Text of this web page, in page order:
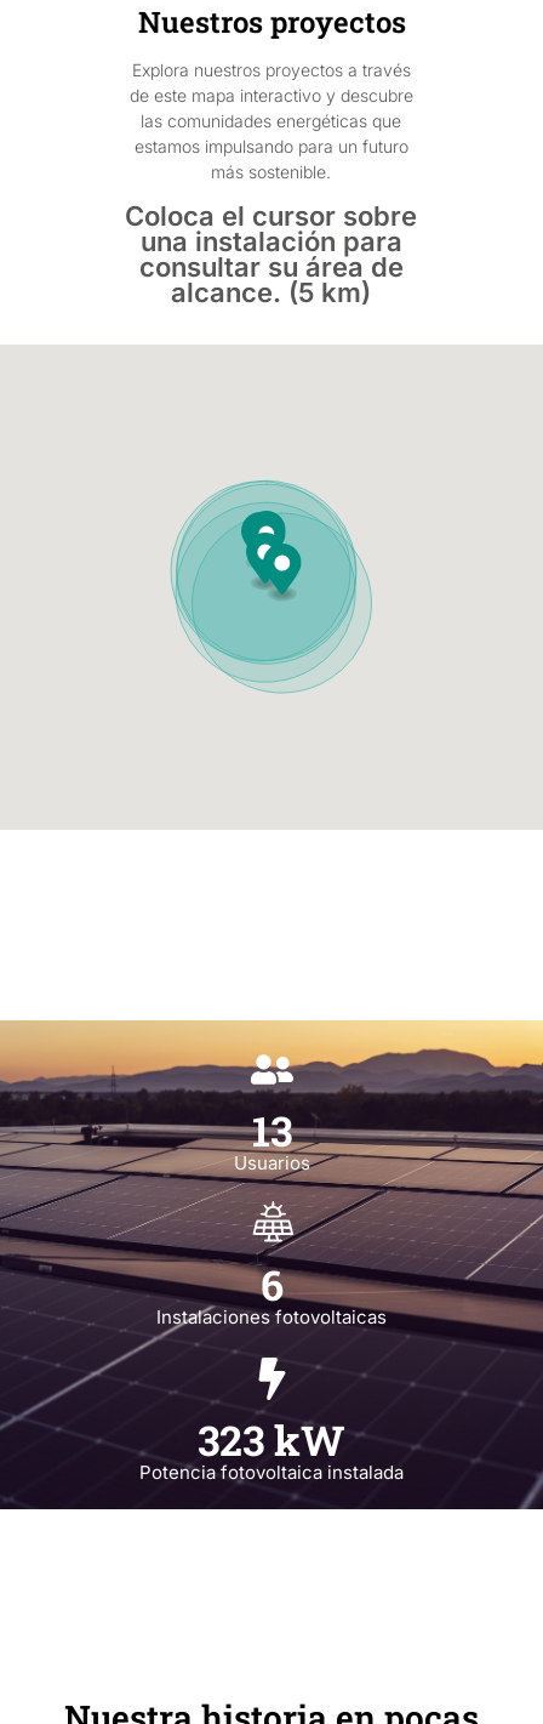
Nuestros proyectos
Explora nuestros proyectos a través
de este mapa interactivo y descubre
las comunidades energéticas que
estamos impulsando para un futuro
más sostenible.
Coloca el cursor sobre
una instalación para
consultar su área de
alcance. (5 km)
Usuarios
13
Instalaciones fotovoltaicas
6
Potencia fotovoltaica instalada
323 kW